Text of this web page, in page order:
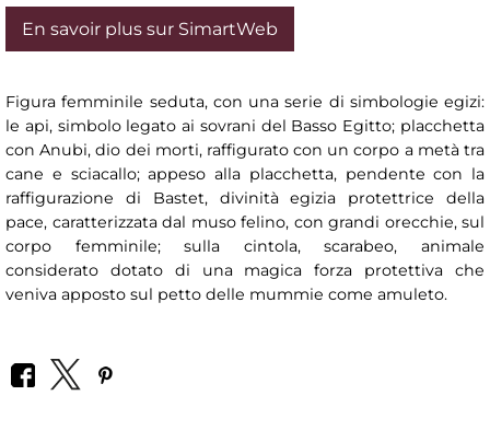
En savoir plus sur SimartWeb
Figura femminile seduta, con una serie di simbologie egizi:
le api, simbolo legato ai sovrani del Basso Egitto; placchetta
con Anubi, dio dei morti, raffigurato con un corpo a metà tra
cane e sciacallo; appeso alla placchetta, pendente con la
raffigurazione di Bastet, divinità egizia protettrice della
pace, caratterizzata dal muso felino, con grandi orecchie, sul
corpo femminile; sulla cintola, scarabeo, animale
considerato dotato di una magica forza protettiva che
veniva apposto sul petto delle mummie come amuleto.